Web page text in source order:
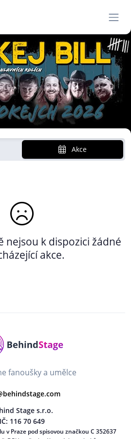
Akce
nejsou k dispozici žádné
akce.
fanoušky a umělce
Stage s.r.o.
IČ: 116 70 649
v Praze pod spisovou značkou C 352637